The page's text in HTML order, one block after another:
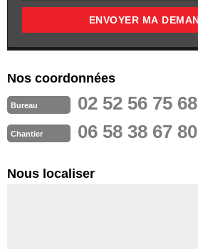
Nos coordonnées
Bureau 02 52 56 75 68
Chantier 06 58 38 67 80
Nous localiser